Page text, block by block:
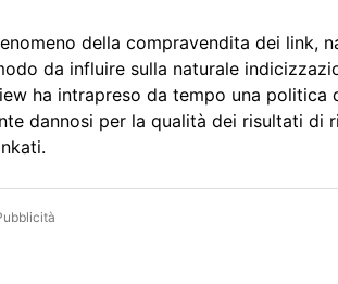
della compravendita dei link,
da influire sulla naturale
ha intrapreso da tempo una politica
dannosi per la qualità dei risultati di